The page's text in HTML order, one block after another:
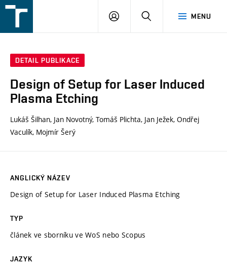
v
MENU
PŘIHLÁŠENÍ
DETAIL PUBLIKACE
Design of Setup for Laser Induced
Plasma Etching
Lukáš Šilhan, Jan Novotný, Tomáš Plichta, Jan Ježek, Ondřej
Vaculík, Mojmír Šerý
ANGLICKÝ NÁZEV
Design of Setup for Laser Induced Plasma Etching
TYP
článek ve sborníku ve WoS nebo Scopus
JAZYK